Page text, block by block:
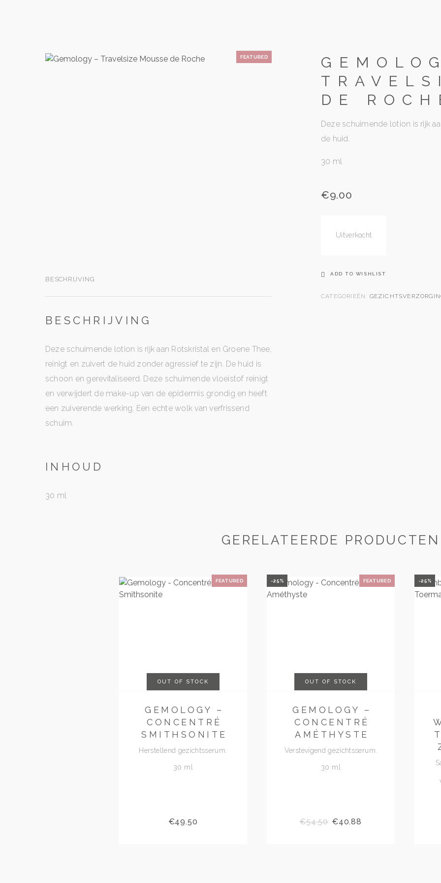
FEATURED
BESCHRIJVING
BESCHRIJVING
Deze schuimende lotion is rijk aan Rotskristal en Groene Thee,
reinigt en zuivert de huid zonder agressief te zijn. De huid is
schoon en gerevitaliseerd. Deze schuimende vloeistof reinigt
en verwijdert de make-up van de epidermis grondig en heeft
een zuiverende werking. Een echte wolk van verfrissend
schuim.
INHOUD
30 ml
DE
Deze schuimende lotion is rijk
de huid.
30 ml
€9.00
Uitverkocht
ADD TO WISHLIST
CATEGORIEËN:
GERELATEERDE PRODUCTEN
FEATURED
OUT OF STOCK
GEMOLOGY –
CONCENTRÉ
SMITHSONITE
Herstellend gezichtsserum.
30 ml
€49.50
FEATURED
-25%
OUT OF STOCK
GEMOLOGY –
CONCENTRÉ
AMÉTHYSTE
Verstevigend gezichtsserum.
30 ml
€54.50 €40.88
-25%